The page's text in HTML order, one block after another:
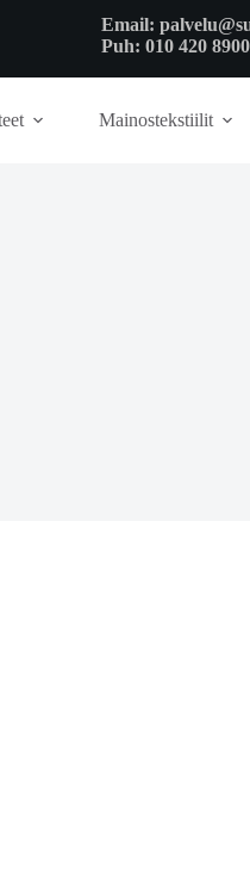
Email:
Puh: 010 420 8900
Mainostekstiilit